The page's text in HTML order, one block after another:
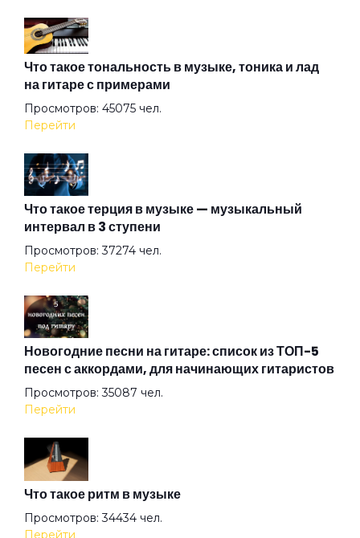
Взгляд туманный пьёт нирвану
Вот же это слово
Вот и тень моя...
Вот и я не иду до конца
Все вокруг боятся радости паяца
Всё остальное дым
Всё хорошо!
Что такое тональность в музыке, тоника и лад
на гитаре с примерами
Просмотров: 45075 чел.
Перейти
Что такое терция в музыке — музыкальный
интервал в 3 ступени
Просмотров: 37274 чел.
Перейти
Новогодние песни на гитаре: список из ТОП-5
песен с аккордами, для начинающих гитаристов
Просмотров: 35087 чел.
Перейти
Что такое ритм в музыке
Просмотров: 34434 чел.
Перейти